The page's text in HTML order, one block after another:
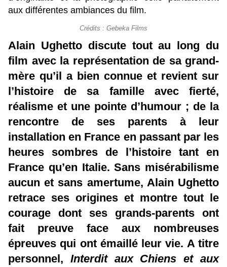
aux différentes ambiances du film.
Crédits : Gebeka Films
Alain Ughetto discute tout au long du
film avec la représentation de sa grand-
mère qu’il a bien connue et revient sur
l’histoire de sa famille avec fierté,
réalisme et une pointe d’humour ; de la
rencontre de ses parents à leur
installation en France en passant par les
heures sombres de l’histoire tant en
France qu’en Italie. Sans misérabilisme
aucun et sans amertume, Alain Ughetto
retrace ses origines et montre tout le
courage dont ses grands-parents ont
fait preuve face aux nombreuses
épreuves qui ont émaillé leur vie. A titre
personnel, Interdit aux Chiens et aux